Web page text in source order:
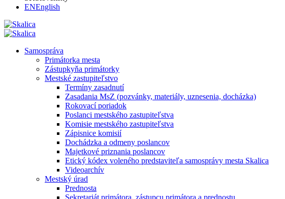
ENEnglish
Samospráva
Primátorka mesta
Zástupkyňa primátorky
Mestské zastupiteľstvo
Termíny zasadnutí
Zasadania MsZ (pozvánky, materiály, uznesenia, docházka)
Rokovací poriadok
Poslanci mestského zastupiteľstva
Komisie mestského zastupiteľstva
Zápisnice komisií
Dochádzka a odmeny poslancov
Majetkové priznania poslancov
Etický kódex voleného predstaviteľa samosprávy mesta Skalica
Videoarchív
Mestský úrad
Prednosta
Sekretariát primátora, zástupcu primátora a prednostu